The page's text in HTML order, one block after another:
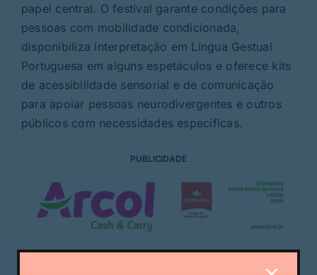
papel central. O festival garante condições para
pessoas com mobilidade condicionada,
disponibiliza interpretação em Língua Gestual
Portuguesa em alguns espetáculos e oferece kits
de acessibilidade sensorial e de comunicação
para apoiar pessoas neurodivergentes e outros
públicos com necessidades específicas.
PUBLICIDADE